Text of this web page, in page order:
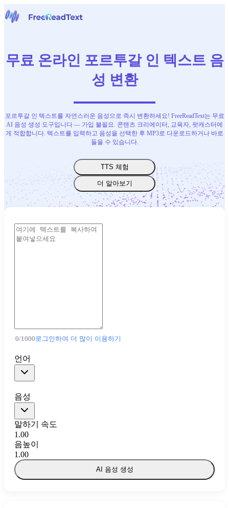
음성을 텍스트로
도구
한국어
무료 온라인 포르투갈 인 텍스트 음
성 변환
포르투갈 인 텍스트를 자연스러운 음성으로 즉시 변환하세요! FreeReadText는 무료
AI 음성 생성 도구입니다 — 가입 불필요. 콘텐츠 크리에이터, 교육자, 팟캐스터에
게 적합합니다. 텍스트를 입력하고 음성을 선택한 후 MP3로 다운로드하거나 바로
들을 수 있습니다.
TTS 체험
더 알아보기
0/1000로그인하여 더 많이 이용하기
언어
음성
말하기 속도
1.00
음높이
1.00
AI 음성 생성